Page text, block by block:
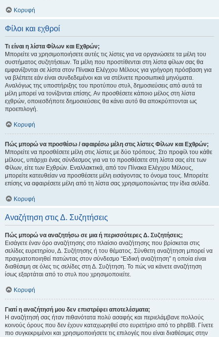
Κορυφή
Φίλοι και εχθροί
Τι είναι η λίστα Φίλων και Εχθρών;
Μπορείτε να χρησιμοποιήσετε αυτές τις λίστες για να οργανώσετε τα μέλη του
συστήματος συζητήσεων. Τα μέλη που προστίθενται στη λίστα φίλων σας θα
εμφανίζονται σε λίστα στον Πίνακα Ελέγχου Μέλους για γρήγορη πρόσβαση για
να βλέπετε εάν είναι συνδεδεμένοι και να στέλνετε προσωπικά μηνύματα.
Αναλόγως της υποστήριξης του προτύπου στυλ, δημοσιεύσεις από αυτά τα
μέλη μπορεί να τονίζονται επίσης. Αν προσθέσετε κάποιο μέλος στη λίστα
εχθρών, οποιεσδήποτε δημοσιεύσεις θα κάνει αυτό θα αποκρύπτονται ως
προεπιλογή.
Κορυφή
Πώς μπορώ να προσθέσω / αφαιρέσω μέλη στις λίστες Φίλων και Εχθρών;
Μπορείτε να προσθέσετε μέλη στις λίστες με δύο τρόπους. Στο προφίλ του κάθε
μέλους, υπάρχει ένας σύνδεσμος για να το προσθέσετε στη λίστα σας είτε των
Φίλων, είτε των Εχθρών. Εναλλακτικά, από τον Πίνακα Ελέγχου Μέλους,
μπορείτε κατευθείαν να προσθέσετε μέλη εισάγοντας το όνομα τους. Μπορείτε
επίσης να αφαιρέσετε μέλη από τη λίστα σας χρησιμοποιώντας την ίδια σελίδα.
Κορυφή
Αναζήτηση στις Δ. Συζητήσεις
Πώς μπορώ να αναζητήσω σε μια ή περισσότερες Δ. Συζητήσεις;
Εισάγετε έναν όρο αναζήτησης στο πλαίσιο αναζήτησης που βρίσκεται στις
σελίδες ευρετηρίου, Δ. Συζήτησης ή του θέματος. Σύνθετη αναζήτηση μπορεί να
πραγματοποιηθεί πατώντας στον σύνδεσμο “Ειδική αναζήτηση” η οποία είναι
διαθέσιμη σε όλες τις σελίδες στη Δ. Συζήτηση. Το πώς να κάνετε αναζήτηση
ίσως εξαρτάται από το στυλ που χρησιμοποιείτε.
Κορυφή
Γιατί η αναζήτησή μου δεν επιστρέφει αποτελέσματα;
Η αναζήτησή σας ήταν πιθανότατα πολύ ασαφής και περιελάμβανε πολλούς
κοινούς όρους που δεν έχουν καταχωρηθεί στο ευρετήριο από το phpBB. Γίνετε
πιο συγκεκριμένοι και χρησιμοποιήσετε τις επιλογές που είναι διαθέσιμες στην